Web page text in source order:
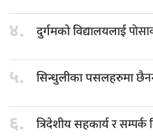
४. दुर्गमको विद्यालयलाई
५. सिन्धुलीका पसलहरुमा
६. त्रिदेशीय सहकार्यर सम्पर्क